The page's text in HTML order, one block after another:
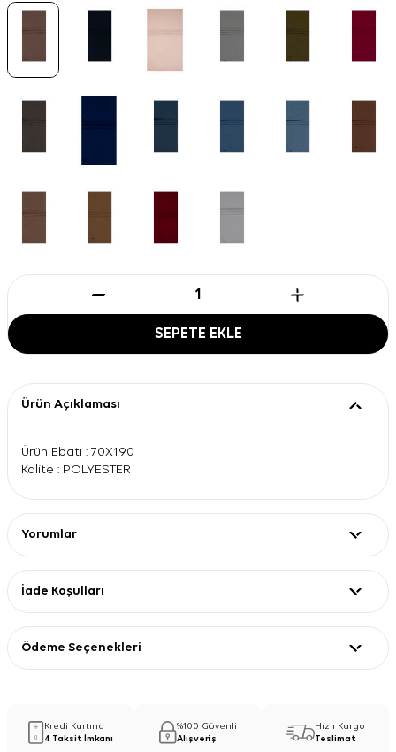
SEPETE EKLE
Ürün Açıklaması
Ürün Ebatı : 70X190
Kalite : POLYESTER
Yorumlar
İade Koşulları
Ödeme Seçenekleri
Kredi Kartına
4 Taksit İmkanı
%100 Güvenli
Alışveriş
Hızlı Kargo
Teslimat